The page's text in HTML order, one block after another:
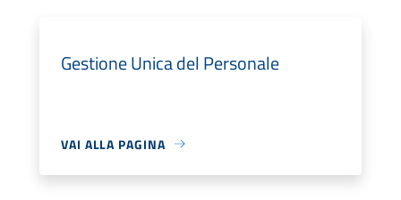
Gestione Unica del Personale
VAI ALLA PAGINA